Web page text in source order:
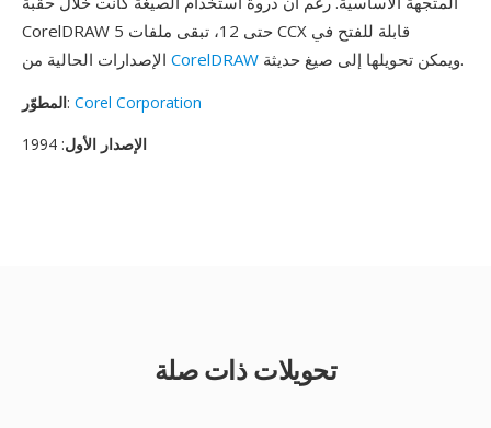
CorelDRAW 5 حتى 12، تبقى ملفات CCX قابلة للفتح في
CorelDRAW ويمكن تحويلها إلى صيغ حديثة.
المطوّر: Corel Corporation
الإصدار الأول: 1994
تحويلات ذات صلة